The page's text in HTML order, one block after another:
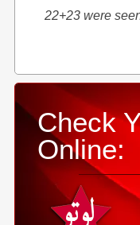
22+23 were
Check
Online: